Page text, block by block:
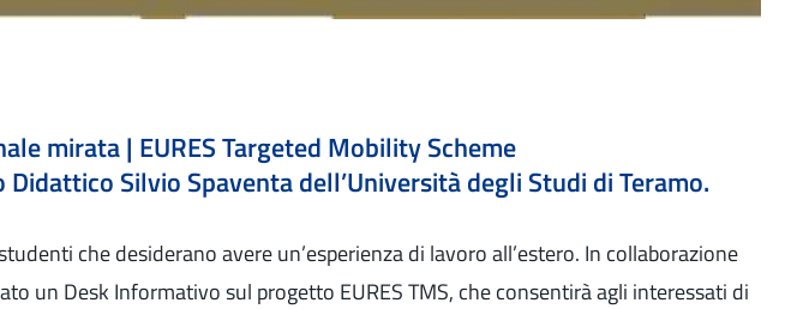
mirata | EURES Targeted Mobility Scheme
Silvio Spaventa dell’Università degli Studi di Teramo.
che desiderano avere un’esperienza di lavoro all’estero. In collaborazione
un Desk Informativo sul progetto EURES TMS, che consentirà agli interessati di